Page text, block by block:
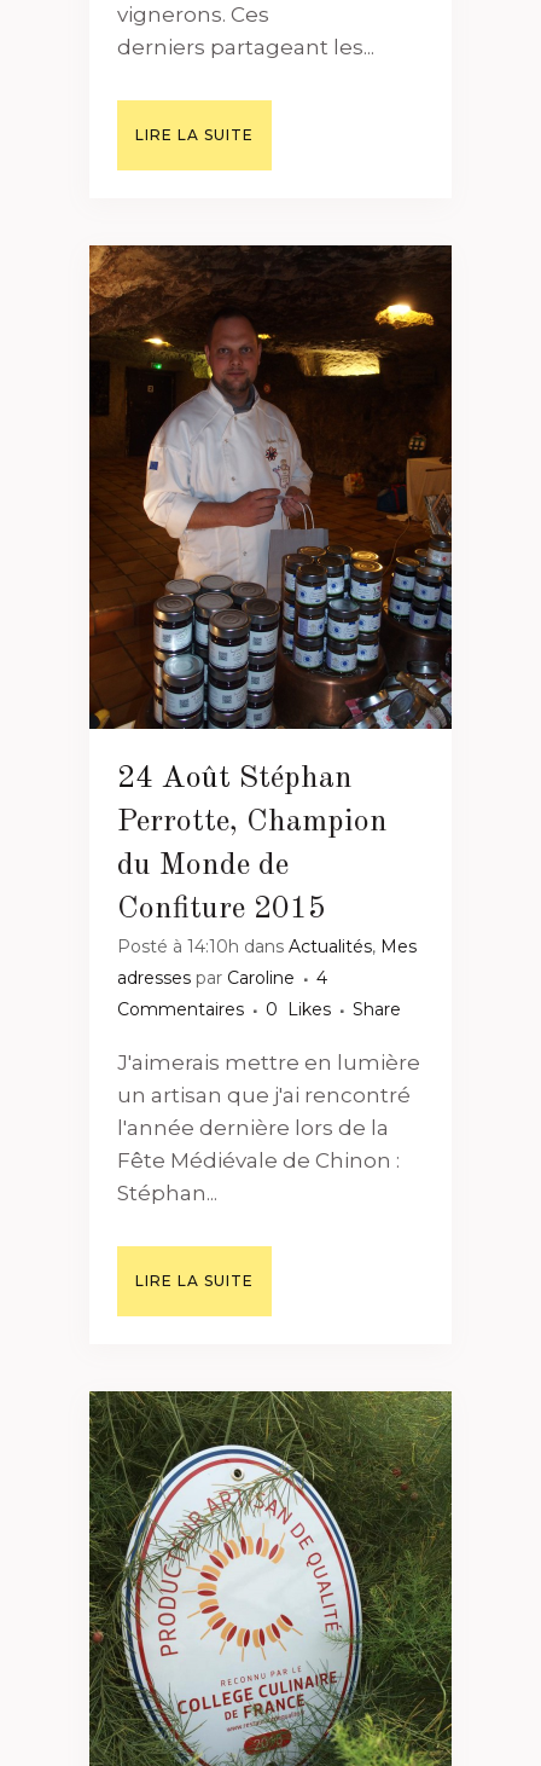
vignerons. Ces
derniers partageant les...
LIRE LA SUITE
24 Août Stéphan
Perrotte, Champion
du Monde de
Confiture 2015
Posté à 14:10h dans Actualités, Mes
adresses par Caroline
4
Commentaires
0 Likes Share
J'aimerais mettre en lumière
un artisan que j'ai rencontré
l'année dernière lors de la
Fête Médiévale de Chinon :
Stéphan...
LIRE LA SUITE